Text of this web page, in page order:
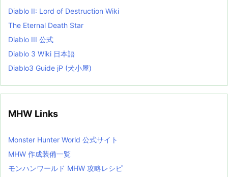
Diablo II: Lord of Destruction Wiki
The Eternal Death Star
Diablo III 公式
Diablo 3 Wiki 日本語
Diablo3 Guide jP (犬小屋)
MHW Links
Monster Hunter World 公式サイト
MHW 作成装備一覧
モンハンワールド MHW 攻略レシピ